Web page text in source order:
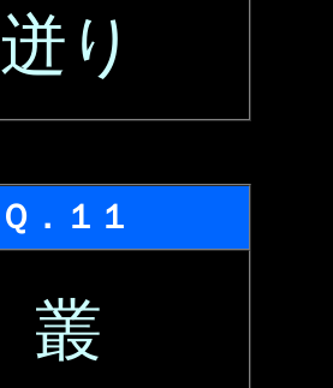
迸り
Ｑ．１１
叢